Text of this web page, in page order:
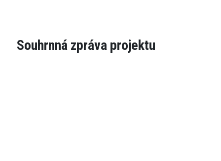
Souhrnná zpráva projektu